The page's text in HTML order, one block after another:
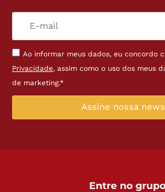
Ao informar meus dados, eu concordo
Privacidade, assim como o uso dos meus
de marketing.*
Assine nossa
Entre no